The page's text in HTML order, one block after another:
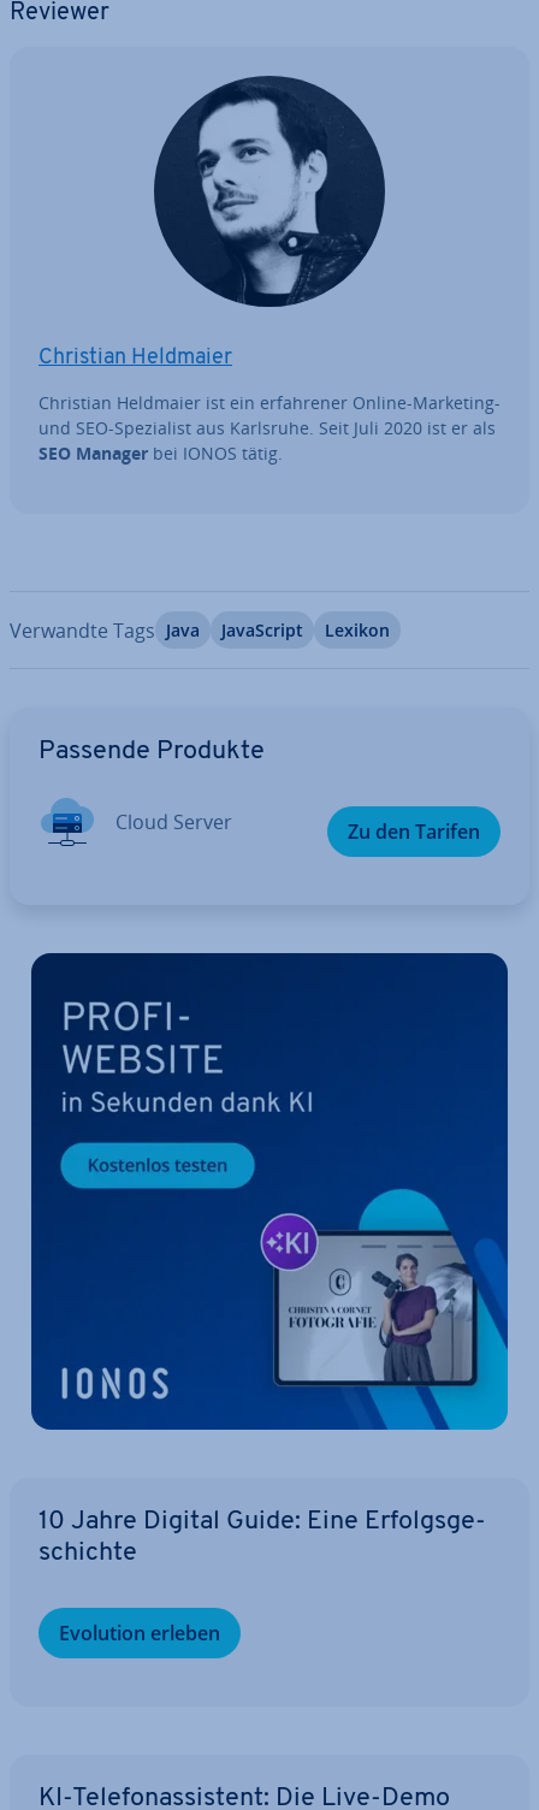
Reviewer
Christian Heldmaier
Christian Heldmaier ist ein er­fah­re­ner Online-Marketing-
und SEO-Spe­zia­list aus Karlsruhe. Seit Juli 2020 ist er als
SEO Manager bei IONOS tätig.
Verwandte Tags Java Ja­va­Script Lexikon
Passende Produkte
Cloud Server Zu den Tarifen
10 Jahre Digital Guide: Eine Er­folgs­ge­
schich­te
Evolution erleben
KI-Te­le­fon­as­sis­tent: Die Live-Demo